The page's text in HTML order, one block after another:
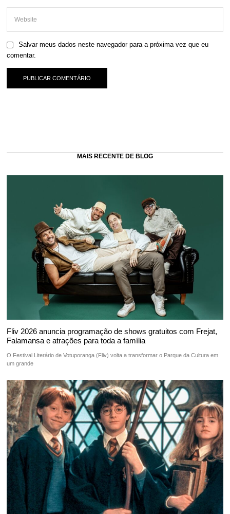
Salvar meus dados neste navegador para a próxima vez que eu
comentar.
MAIS RECENTE DE BLOG
Fliv 2026 anuncia programação de shows gratuitos com Frejat,
Falamansa e atrações para toda a família
O Festival Literário de Votuporanga (Fliv) volta a transformar o Parque da Cultura em
um grande